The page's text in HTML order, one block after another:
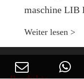
maschine LIB
Weiter lesen >